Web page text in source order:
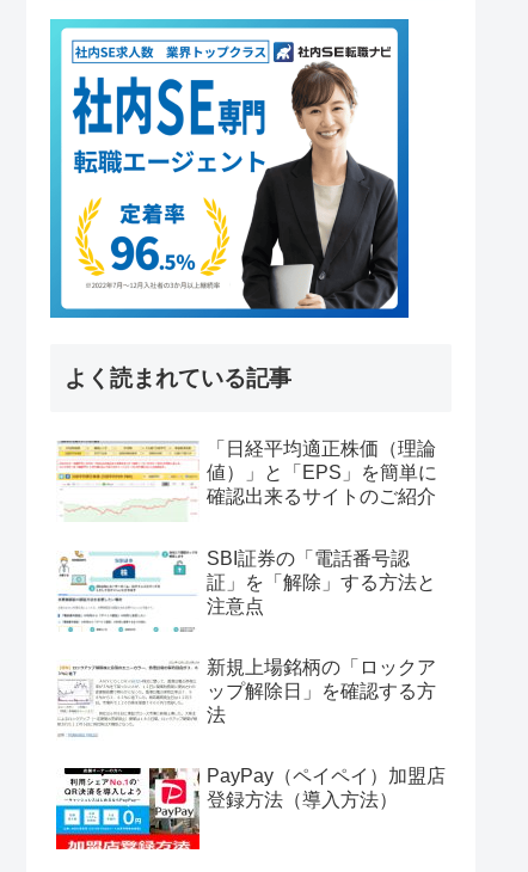
よく読まれている記事
「日経平均適正株価（理論
値）」と「EPS」を簡単に
確認出来るサイトのご紹介
SBI証券の「電話番号認
証」を「解除」する方法と
注意点
新規上場銘柄の「ロックア
ップ解除日」を確認する方
法
PayPay（ペイペイ）加盟店
登録方法（導入方法）